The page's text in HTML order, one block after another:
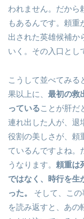
われません。だから
もあるんです。頼重
出された英雄候補か
いく。その入口とし
こうして並べてみる
果以上に、 最初の救
っていることが肝だ
連れ出した人が、退
役割の美しさが、頼
ているんですよね。
うなります。 頼重は
ではなく、時行を生
った。
そして、こ
を読み返すと、あの